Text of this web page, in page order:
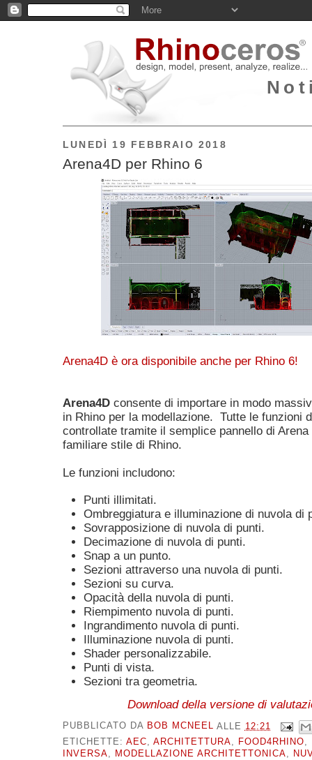
LUNEDÌ 19 FEBBRAIO 2018
Arena4D per Rhino 6
Arena4D è ora disponibile anche per Rhino 6!
Arena4D consente di importare in modo
in Rhino per la modellazione. Tutte le funzioni
controllate tramite il semplice pannello di
familiare stile di Rhino.
Le funzioni includono:
Punti illimitati.
Ombreggiatura e illuminazione di nuvola di
Sovrapposizione di nuvola di punti.
Decimazione di nuvola di punti.
Snap a un punto.
Sezioni attraverso una nuvola di punti.
Sezioni su curva.
Opacità della nuvola di punti.
Riempimento nuvola di punti.
Ingrandimento nuvola di punti.
Illuminazione nuvola di punti.
Shader personalizzabile.
Punti di vista.
Sezioni tra geometria.
Download della versione di
PUBBLICATO DA BOB MCNEEL ALLE 12:21
ETICHETTE: AEC, ARCHITETTURA, FOOD4RHINO,
INVERSA, MODELLAZIONE ARCHITETTONICA,